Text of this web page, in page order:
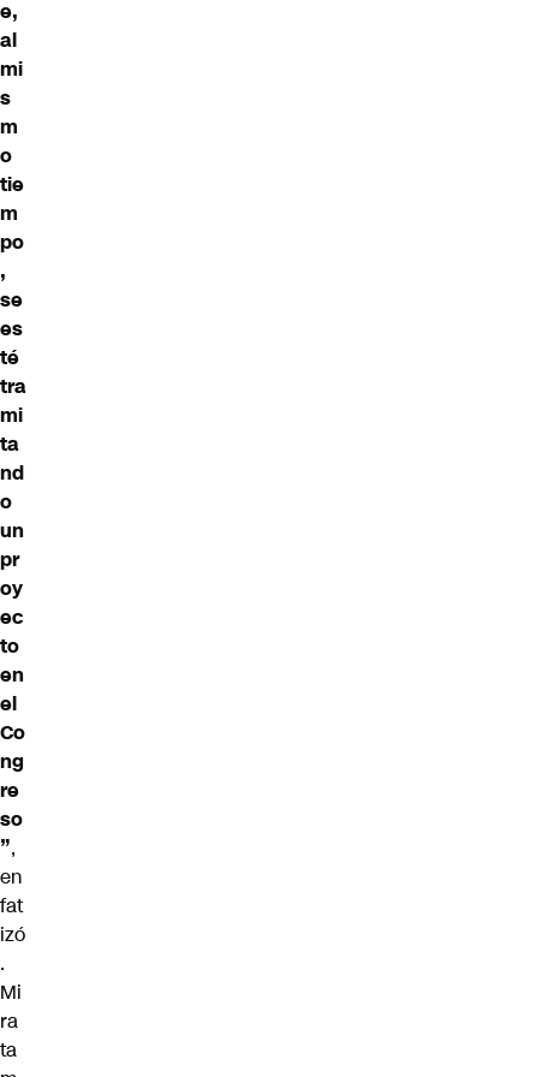
e,
al
mi
s
m
o
tie
m
po
,
se
es
té
tra
mi
ta
nd
o
un
pr
oy
ec
to
en
el
Co
ng
re
so
”,
en
fat
izó
.
Mi
ra
ta